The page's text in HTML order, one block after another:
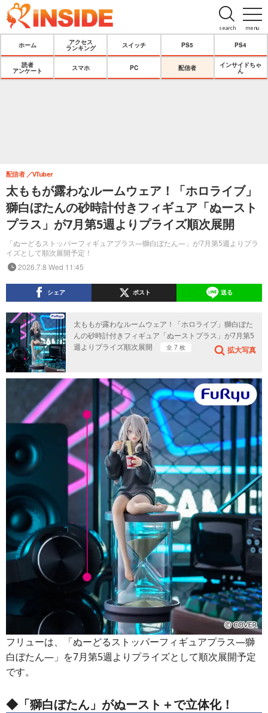
menu
search
ホーム
アクセス
ランキング
スイッチ PS5 PS4
読者
アンケート
スマホ PC 配信者
インサイドちゃ
ん
太ももが露わなルームウェア！「ホロライブ」
獅白ぼたんの砂時計付きフィギュア「ぬースト
プラス」が7月第5週よりプライズ順次展開
「ぬーどるストッパーフィギュアプラス―獅白ぼたん―」が7月第5週よりプラ
イズとして順次展開予定！
配信者 VTuber
2026.7.8 Wed 11:45
シェア ポスト 送る
太ももが露わなルームウェア！「ホロライブ」獅白ぼた
んの砂時計付きフィギュア「ぬーストプラス」が7月第5
週よりプライズ順次展開
全 7 枚 拡大写真
フリューは、「ぬーどるストッパーフィギュアプラス―獅
白ぼたん―」を7月第5週よりプライズとして順次展開予定
です。
◆「獅白ぼたん」がぬースト＋で立体化！